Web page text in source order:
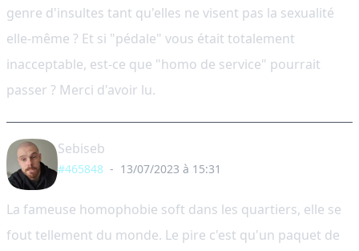
genre d'insultes tant qu'elles ne visent pas la sexualité
elle-même ? Et si "pédale" vous était totalement
inacceptable, est-ce que "homo de service" pourrait
passer ? Merci d'avoir lu.
Sebiseb
#465848 - 13/07/2023 à 15:31
La fameuse homophobie soft dans les quartiers, elle se
fout tellement du monde. Le pire c'est qu'un paquet de